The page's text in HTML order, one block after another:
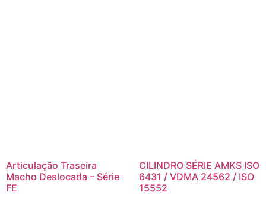
Articulação Traseira
Macho Deslocada – Série
FE
CILINDRO SÉRIE AMKS ISO
6431 / VDMA 24562 / ISO
15552